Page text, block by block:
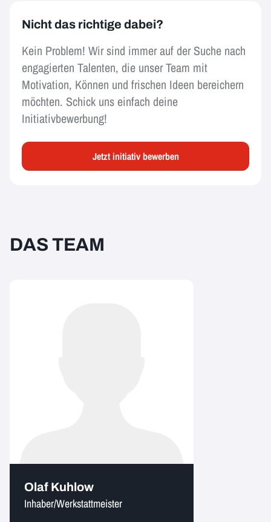
Nicht das richtige dabei?
Kein Problem! Wir sind immer auf der Suche nach
engagierten Talenten, die unser Team mit
Motivation, Können und frischen Ideen bereichern
möchten. Schick uns einfach deine
Initiativbewerbung!
Jetzt initiativ bewerben
DAS TEAM
Olaf Kuhlow
Inhaber/Werkstattmeister